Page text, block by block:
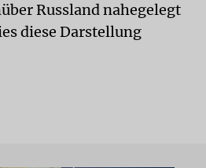
Russland nahegelegt
diese Darstellung